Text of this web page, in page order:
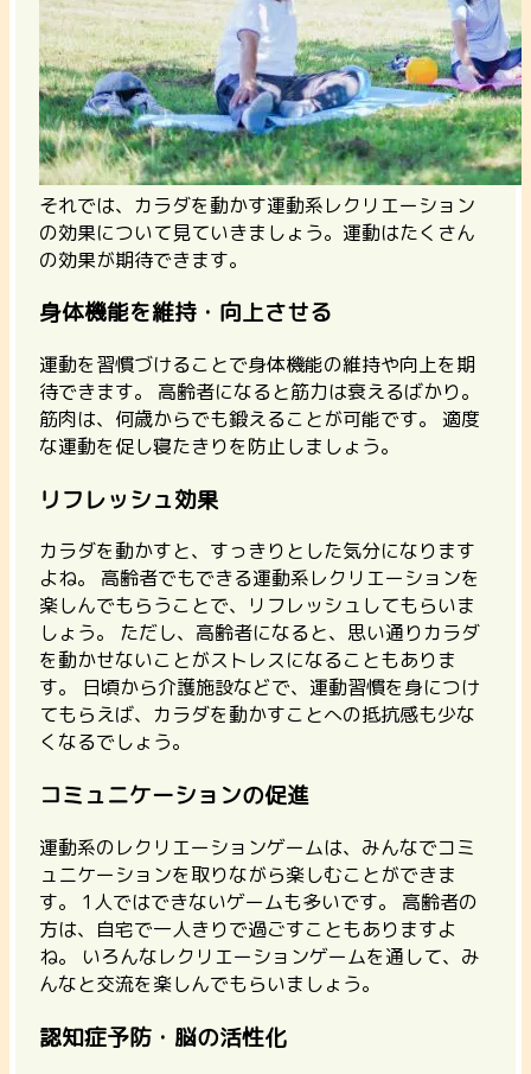
それでは、カラダを動かす運動系レクリエーション
の効果について見ていきましょう。運動はたくさん
の効果が期待できます。
身体機能を維持・向上させる
運動を習慣づけることで身体機能の維持や向上を期
待できます。
高齢者になると筋力は衰えるばかり。
筋肉は、何歳からでも鍛えることが可能です。 適度
な運動を促し寝たきりを防止しましょう。
リフレッシュ効果
カラダを動かすと、すっきりとした気分になります
よね。 高齢者でもできる運動系レクリエーションを
楽しんでもらうことで、リフレッシュしてもらいま
しょう。 ただし、高齢者になると、思い通りカラダ
を動かせないことがストレスになることもありま
す。 日頃から介護施設などで、運動習慣を身につけ
てもらえば、カラダを動かすことへの抵抗感も少な
くなるでしょう。
コミュニケーションの促進
運動系のレクリエーションゲームは、 みんなでコミ
ュニケーションを取りながら楽しむことができま
す。
1人ではできないゲームも多いです。 高齢者の
方は、自宅で一人きりで過ごすこともありますよ
ね。 いろんなレクリエーションゲームを通して、み
んなと交流を楽しんでもらいましょう。
認知症予防・脳の活性化